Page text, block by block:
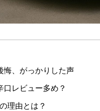
悔、がっかりした声
口レビュー多め？
理由とは？